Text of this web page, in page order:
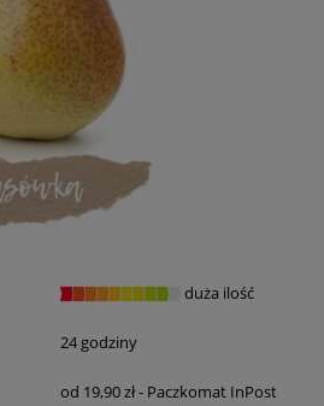
duża ilość
24 godziny
od 19,90 zł- Paczkomat InPost